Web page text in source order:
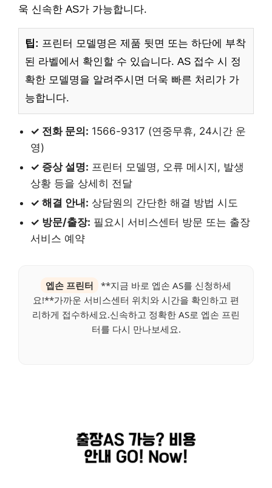
욱 신속한 AS가 가능합니다.
팁: 프린터 모델명은 제품 뒷면 또는 하단에 부착
된 라벨에서 확인할 수 있습니다. AS 접수 시 정
확한 모델명을 알려주시면 더욱 빠른 처리가 가
능합니다.
✓ 전화 문의: 1566-9317 (연중무휴, 24시간 운
영)
✓ 증상 설명: 프린터 모델명, 오류 메시지, 발생
상황 등을 상세히 전달
✓ 해결 안내: 상담원의 간단한 해결 방법 시도
✓ 방문/출장: 필요시 서비스센터 방문 또는 출장
서비스 예약
엡손 프린터
**지금 바로 엡손 AS를 신청하세
요!**가까운 서비스센터 위치와 시간을 확인하고 편
리하게 접수하세요.신속하고 정확한 AS로 엡손 프린
터를 다시 만나보세요.